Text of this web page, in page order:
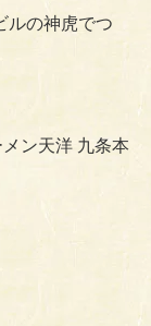
ルの神虎でつ
メン天洋 九条本